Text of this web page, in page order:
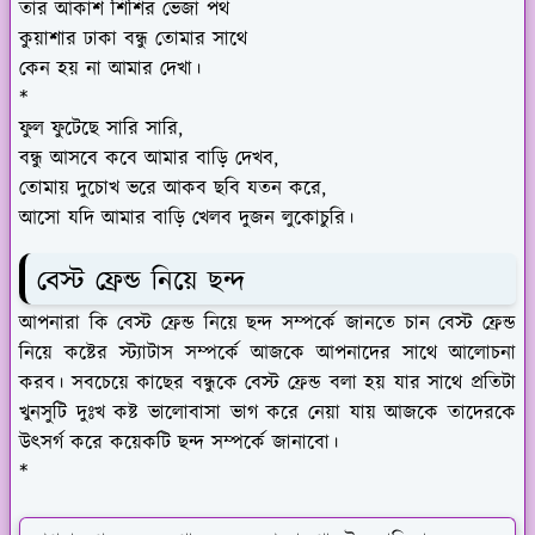
তার আকাশ শিশির ভেজা পথ
কুয়াশার ঢাকা বন্ধু তোমার সাথে
কেন হয় না আমার দেখা।
*
ফুল ফুটেছে সারি সারি,
বন্ধু আসবে কবে আমার বাড়ি দেখব,
তোমায় দুচোখ ভরে আকব ছবি যতন করে,
আসো যদি আমার বাড়ি খেলব দুজন লুকোচুরি।
বেস্ট ফ্রেন্ড নিয়ে ছন্দ
আপনারা কি বেস্ট ফ্রেন্ড নিয়ে ছন্দ সম্পর্কে জানতে চান বেস্ট ফ্রেন্ড
নিয়ে কষ্টের স্ট্যাটাস সম্পর্কে আজকে আপনাদের সাথে আলোচনা
করব। সবচেয়ে কাছের বন্ধুকে বেস্ট ফ্রেন্ড বলা হয় যার সাথে প্রতিটা
খুনসুটি দুঃখ কষ্ট ভালোবাসা ভাগ করে নেয়া যায় আজকে তাদেরকে
উৎসর্গ করে কয়েকটি ছন্দ সম্পর্কে জানাবো।
*